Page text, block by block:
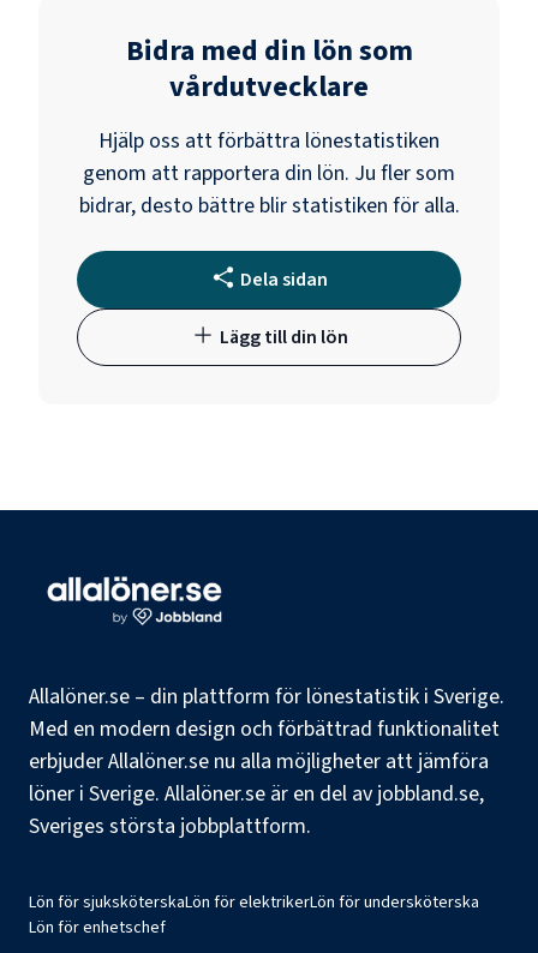
Bidra med din lön som
vårdutvecklare
Hjälp oss att förbättra lönestatistiken
genom att rapportera din lön. Ju fler som
bidrar, desto bättre blir statistiken för alla.
Dela sidan
Lägg till din lön
Allalöner.se – din plattform för lönestatistik i Sverige.
Med en modern design och förbättrad funktionalitet
erbjuder Allalöner.se nu alla möjligheter att jämföra
löner i Sverige. Allalöner.se är en del av jobbland.se,
Sveriges största jobbplattform.
Lön för sjuksköterskaLön för elektrikerLön för undersköterska
Lön för enhetschef